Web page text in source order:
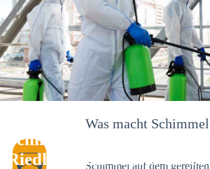
Schimmelexperte in Oberer
Riedhof – Ihr Helfer an
Was macht
Schimmel auf dem